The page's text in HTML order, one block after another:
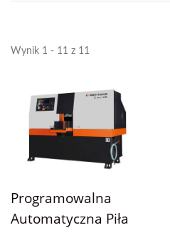
Wynik 1 - 11 z 11
Programowalna
Automatyczna Piła